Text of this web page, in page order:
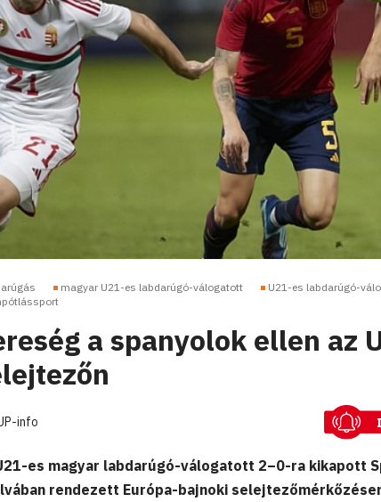
magyar U21-es labdarúgó-válogatott U21-es labdarúgó-
a spanyolok ellen az
info
es magyar labdarúgó-válogatott 2–0-ra kikapott
rendezett Európa-bajnoki